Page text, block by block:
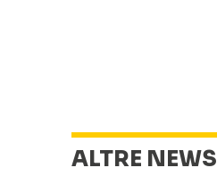
ALTRE NEWS